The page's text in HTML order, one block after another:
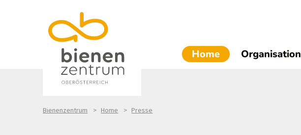
Home(current)1
Organisation
Bienenzentrum Home Presse